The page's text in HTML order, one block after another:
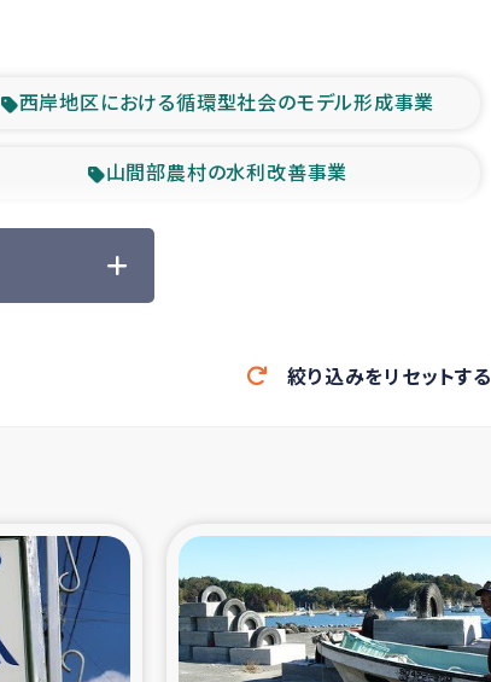
西岸地区における循環型社会のモデル形成事業
山間部農村の水利改善事業
森林保全型農業の支援事業
大雨による洪水被災者支援
シリア国内避難民・帰還民の生活再建支援
スリランカ南部洪水被災者支援
復興支援事業
絞り込みをリセットする